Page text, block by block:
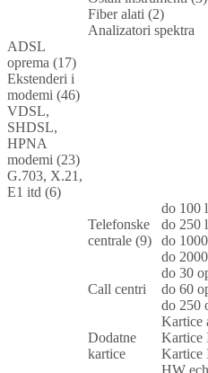
Fiber alati (2)
Analizatori spektra
ADSL
oprema (17)
Ekstenderi i
modemi (46)
VDSL,
SHDSL,
HPNA
modemi (23)
G.703, X.21,
E1 itd (6)
Telefonske
centrale (9)
do 100
do 250
do
do
Call centri
do 30
do 60
do 250
Dodatne
kartice
Kartice
Kartice
Kartice